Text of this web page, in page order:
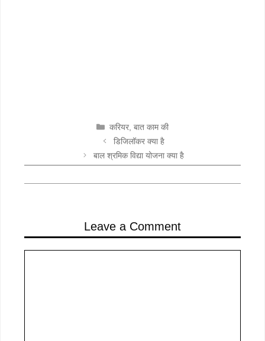
CATEGORIES
करियर, बात काम की
डिजिलॉकर क्या है
बाल श्रमिक विद्या योजना क्या है
Leave a Comment